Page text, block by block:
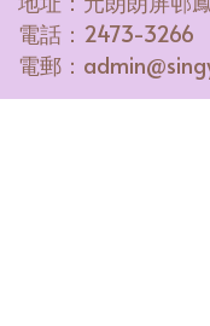
電話：2473-3266
電郵：